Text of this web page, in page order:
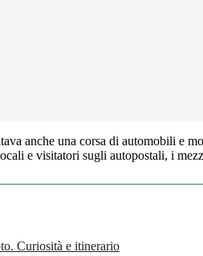
anche una corsa di automobili e
e visitatori sugli autopostali, i
Curiosità e itinerario